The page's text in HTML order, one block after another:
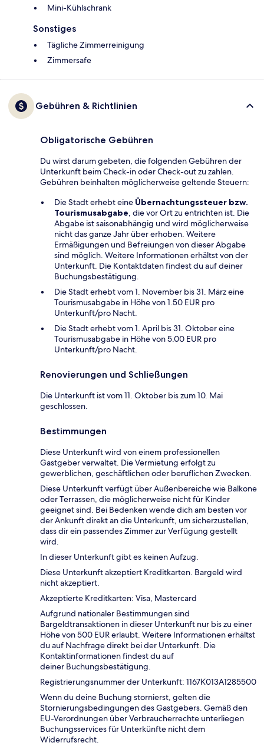
Mini-Kühlschrank
Sonstiges
Tägliche Zimmerreinigung
Zimmersafe
Gebühren & Richtlinien
Obligatorische Gebühren
Du wirst darum gebeten, die folgenden Gebühren der
Unterkunft beim Check-in oder Check-out zu zahlen.
Gebühren beinhalten möglicherweise geltende Steuern:
Die Stadt erhebt eine Übernachtungssteuer bzw.
Tourismusabgabe, die vor Ort zu entrichten ist. Die
Abgabe ist saisonabhängig und wird möglicherweise
nicht das ganze Jahr über erhoben. Weitere
Ermäßigungen und Befreiungen von dieser Abgabe
sind möglich. Weitere Informationen erhältst von der
Unterkunft. Die Kontaktdaten findest du auf deiner
Buchungsbestätigung.
Die Stadt erhebt vom 1. November bis 31. März eine
Tourismusabgabe in Höhe von 1.50 EUR pro
Unterkunft/pro Nacht.
Die Stadt erhebt vom 1. April bis 31. Oktober eine
Tourismusabgabe in Höhe von 5.00 EUR pro
Unterkunft/pro Nacht.
Renovierungen und Schließungen
Die Unterkunft ist vom 11. Oktober bis zum 10. Mai
geschlossen.
Bestimmungen
Diese Unterkunft wird von einem professionellen
Gastgeber verwaltet. Die Vermietung erfolgt zu
gewerblichen, geschäftlichen oder beruflichen Zwecken.
Diese Unterkunft verfügt über Außenbereiche wie Balkone
oder Terrassen, die möglicherweise nicht für Kinder
geeignet sind. Bei Bedenken wende dich am besten vor
der Ankunft direkt an die Unterkunft, um sicherzustellen,
dass dir ein passendes Zimmer zur Verfügung gestellt
wird.
In dieser Unterkunft gibt es keinen Aufzug.
Diese Unterkunft akzeptiert Kreditkarten. Bargeld wird
nicht akzeptiert.
Akzeptierte Kreditkarten: Visa, Mastercard
Aufgrund nationaler Bestimmungen sind
Bargeldtransaktionen in dieser Unterkunft nur bis zu einer
Höhe von 500 EUR erlaubt. Weitere Informationen erhältst
du auf Nachfrage direkt bei der Unterkunft. Die
Kontaktinformationen findest du auf
deiner Buchungsbestätigung.
Registrierungsnummer der Unterkunft: 1167Κ013A1285500
Wenn du deine Buchung stornierst, gelten die
Stornierungsbedingungen des Gastgebers. Gemäß den
EU-Verordnungen über Verbraucherrechte unterliegen
Buchungsservices für Unterkünfte nicht dem
Widerrufsrecht.